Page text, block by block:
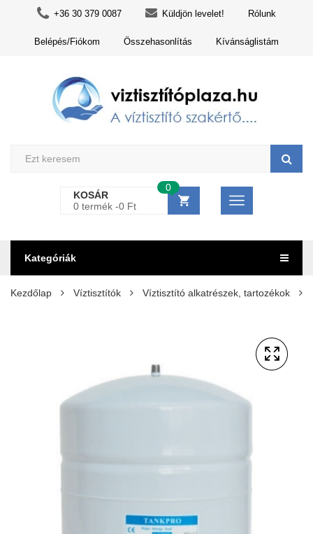
+36 30 379 0087 Küldjön levelet! Rólunk
Belépés/Fiókom Összehasonlítás Kívánságlistám
KOSÁR
0 termék -0 Ft
0
Kategóriák
Kezdőlap Víztisztítók Víztisztító alkatrészek, tartozékok